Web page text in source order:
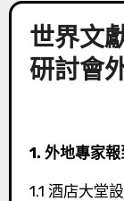
世界文
研討會
外地專家報
1.1 酒店大堂